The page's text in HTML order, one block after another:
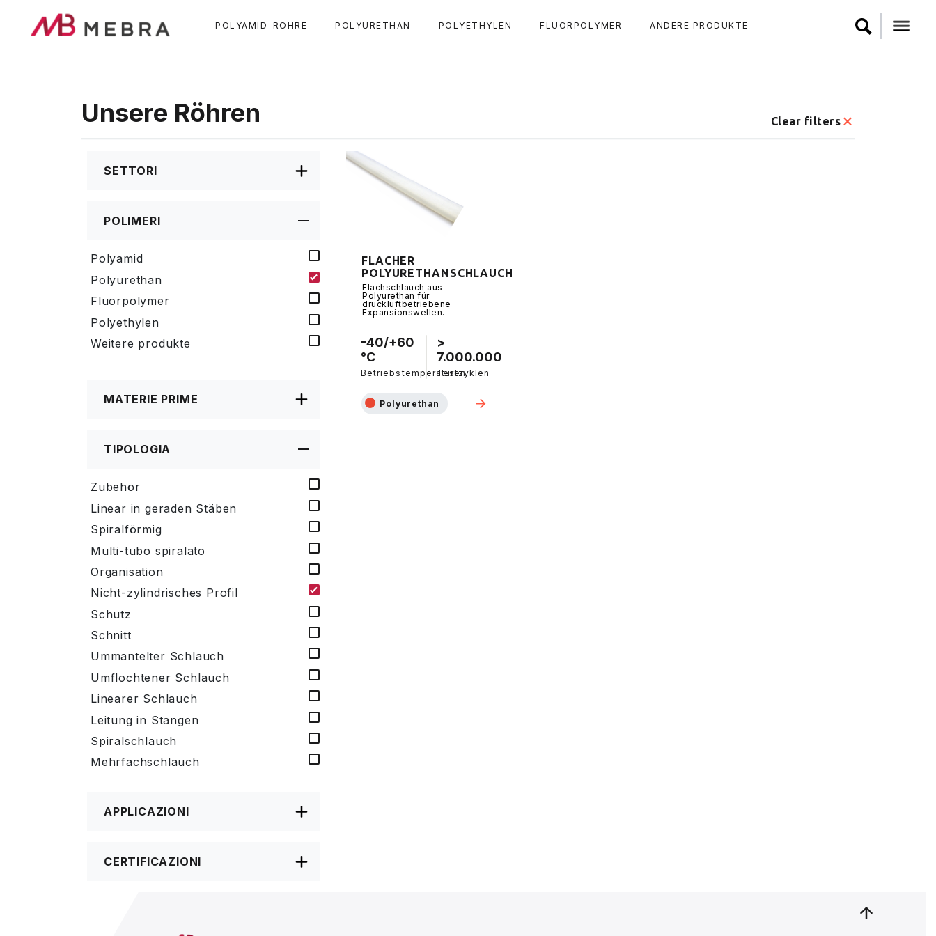
POLYAMID-ROHRE POLYURETHAN POLYETHYLEN FLUORPOLYMER ANDERE PRODUKTE
Unsere Röhren Clear filters
SETTORI
POLIMERI
Polyamid
Polyurethan
Fluorpolymer
Polyethylen
Weitere produkte
MATERIE PRIME
TIPOLOGIA
Zubehör
Linear in geraden Stäben
Spiralförmig
Multi-tubo spiralato
Organisation
Nicht-zylindrisches Profil
Schutz
Schnitt
Ummantelter Schlauch
Umflochtener Schlauch
Linearer Schlauch
Leitung in Stangen
Spiralschlauch
Mehrfachschlauch
APPLICAZIONI
CERTIFICAZIONI
FLACHER
POLYURETHANSCHLAUCH
Flachschlauch aus
Polyurethan für
druckluftbetriebene
Expansionswellen.
-40/+60
°C
Betriebstemperaturen
>
7.000.000
Testzyklen
Polyurethan